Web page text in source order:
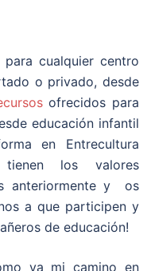
cualquier centro
o privado, desde
ofrecidos para
educación infantil
en Entrecultura
los valores
anteriormente y os
a que participen y
de educación!
va mi camino en